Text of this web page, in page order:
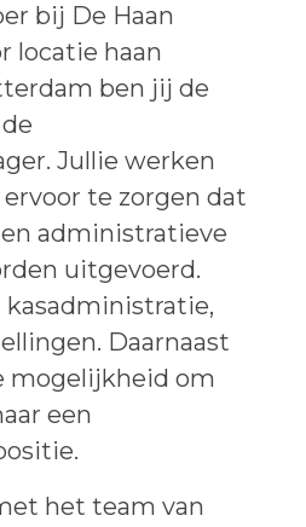
bij De Haan
locatie haan
ben jij de
Jullie werken
te zorgen dat
administratieve
uitgevoerd.
kasadministratie,
Daarnaast
mogelijkheid om
een
het team van